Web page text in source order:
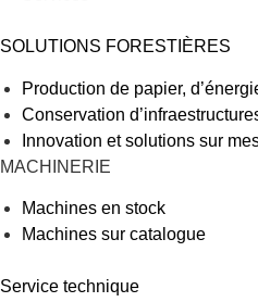
SOLUTIONS FORESTIÈRES
Production de papier,
Conservation
Innovation et solutions sur
MACHINERIE
Machines en stock
Machines sur catalogue
Service technique